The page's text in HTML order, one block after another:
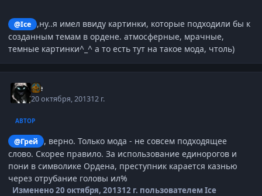
@Ice
,ну..я имел ввиду картинки, которые подходили бы к
созданным темам в ордене. атмосферные, мрачные,
темные картинки^_^ а то есть тут на такое мода, чтоль)
Ice
20 октября, 201312 г.
АВТОР
@Грей
, верно. Только мода - не совсем подходящее
слово. Скорее правило. За использование единорогов и
пони в символике Ордена, преступник карается казнью
через отрубание головы ил%
Изменено20 октября, 201312 г. пользователем Ice